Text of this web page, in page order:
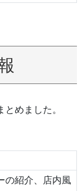
めました。
の紹介、店内風